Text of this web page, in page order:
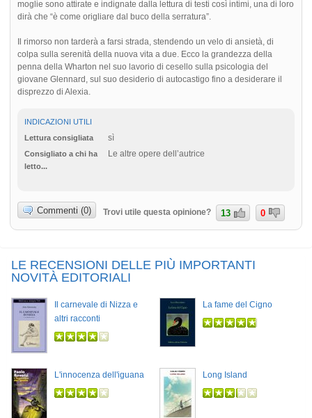
moglie sono attirate e indignate dalla lettura di testi così intimi, una di loro
dirà che “è come origliare dal buco della serratura”.
Il rimorso non tarderà a farsi strada, stendendo un velo di ansietà, di
colpa sulla serenità della nuova vita a due. Ecco la grandezza della
penna della Wharton nel suo lavorio di cesello sulla psicologia del
giovane Glennard, sul suo desiderio di autocastigo fino a desiderare il
disprezzo di Alexia.
INDICAZIONI UTILI
Lettura consigliata
sì
Consigliato a chi ha
letto...
Le altre opere dell’autrice
Commenti (0) Trovi utile questa opinione? 13 0
LE RECENSIONI DELLE PIÙ IMPORTANTI
NOVITÀ EDITORIALI
Il carnevale di Nizza e
altri racconti
La fame del Cigno
L'innocenza dell'iguana Long Island